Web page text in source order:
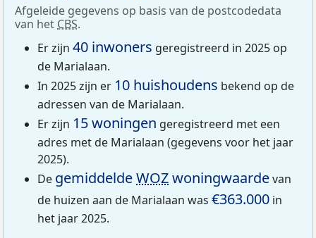
Afgeleide gegevens op basis van de postcodedata
van het CBS.
Er zijn 40 inwoners geregistreerd in 2025 op
de Marialaan.
In 2025 zijn er 10 huishoudens bekend op de
adressen van de Marialaan.
Er zijn 15 woningen geregistreerd met een
adres met de Marialaan (gegevens voor het jaar
2025).
De gemiddeldeWOZwoningwaardevan
de huizen aan de Marialaan was €363.000 in
het jaar 2025.